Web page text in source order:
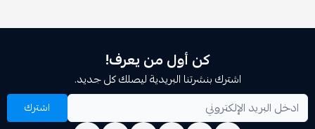
كن أول من يعرف!
اشترك بنشرتنا البريدية ليصلك كل جديد.